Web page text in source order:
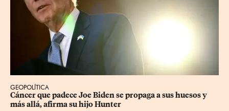
GEOPOLÍTICA
Cáncer que padece Joe Biden se propaga a sus huesos y
más allá, afirma su hijo Hunter